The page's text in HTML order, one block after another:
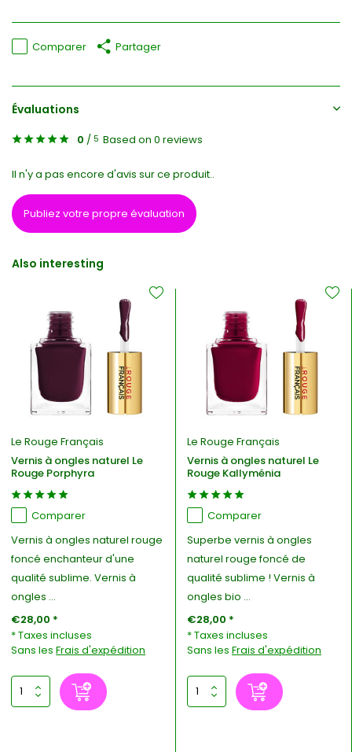
Comparer Partager
Évaluations
0 / 5 Based on 0 reviews
Il n'y a pas encore d'avis sur ce produit..
Publiez votre propre évaluation
Also interesting
Le Rouge Français
Vernis à ongles naturel Le
Rouge Porphyra
Comparer
Vernis à ongles naturel rouge
foncé enchanteur d'une
qualité sublime. Vernis à
ongles ...
€28,00 *
* Taxes incluses
Sans lesFrais d'expédition
Le Rouge Français
Vernis à ongles naturel Le
Rouge Kallyménia
Comparer
Superbe vernis à ongles
naturel rouge foncé de
qualité sublime ! Vernis à
ongles bio ...
€28,00 *
* Taxes incluses
Sans les Frais d'expédition